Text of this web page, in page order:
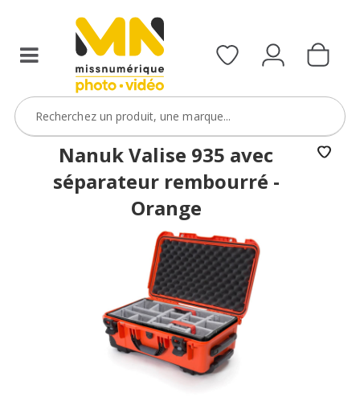
Pack
la
sélectionNanuk Valise 935 avec
séparateur rembourré -
Orange